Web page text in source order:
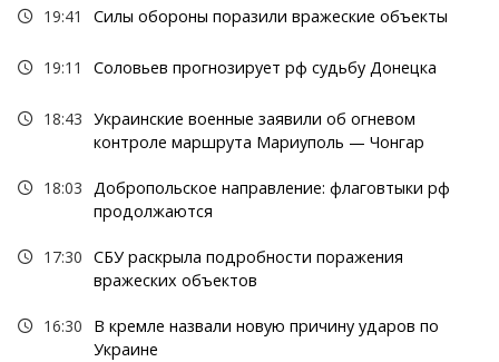
19:41 Силы обороны поразили вражеские объекты
19:11 Соловьев прогнозирует рф судьбу Донецка
18:43 Украинские военные заявили об огневом
контроле маршрута Мариуполь — Чонгар
18:03 Добропольское направление: флаговтыки рф
продолжаются
17:30 СБУ раскрыла подробности поражения
вражеских объектов
16:30
В кремле назвали новую причину ударов по
Украине